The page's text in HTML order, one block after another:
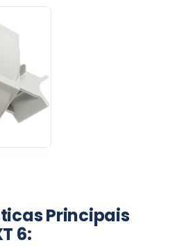
Principais
6: